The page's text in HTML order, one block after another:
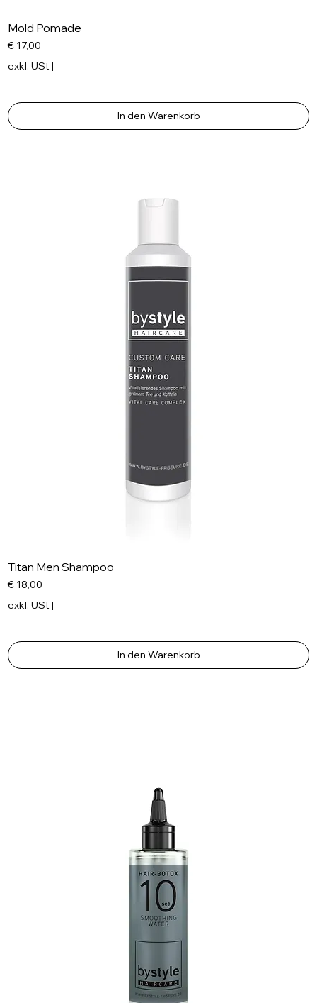
Mold Pomade
Preis
€ 17,00
exkl. USt |
In den Warenkorb
Titan Men Shampoo
Preis
€ 18,00
exkl. USt |
In den Warenkorb